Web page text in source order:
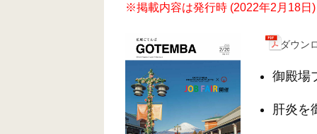
※掲載内容は発行時 (2022年2月18日
ダウン
御殿場
肝炎を